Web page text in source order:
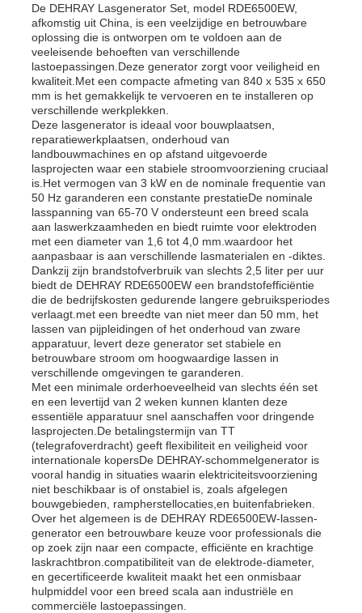
De DEHRAY Lasgenerator Set, model RDE6500EW,
afkomstig uit China, is een veelzijdige en betrouwbare
oplossing die is ontworpen om te voldoen aan de
veeleisende behoeften van verschillende
lastoepassingen.Deze generator zorgt voor veiligheid en
kwaliteit.Met een compacte afmeting van 840 x 535 x 650
mm is het gemakkelijk te vervoeren en te installeren op
verschillende werkplekken.
Deze lasgenerator is ideaal voor bouwplaatsen,
reparatiewerkplaatsen, onderhoud van
landbouwmachines en op afstand uitgevoerde
lasprojecten waar een stabiele stroomvoorziening cruciaal
is.Het vermogen van 3 kW en de nominale frequentie van
50 Hz garanderen een constante prestatieDe nominale
lasspanning van 65-70 V ondersteunt een breed scala
aan laswerkzaamheden en biedt ruimte voor elektroden
met een diameter van 1,6 tot 4,0 mm.waardoor het
aanpasbaar is aan verschillende lasmaterialen en -diktes.
Dankzij zijn brandstofverbruik van slechts 2,5 liter per uur
biedt de DEHRAY RDE6500EW een brandstofefficiëntie
die de bedrijfskosten gedurende langere gebruiksperiodes
verlaagt.met een breedte van niet meer dan 50 mm, het
lassen van pijpleidingen of het onderhoud van zware
apparatuur, levert deze generator set stabiele en
betrouwbare stroom om hoogwaardige lassen in
verschillende omgevingen te garanderen.
Met een minimale orderhoeveelheid van slechts één set
en een levertijd van 2 weken kunnen klanten deze
essentiële apparatuur snel aanschaffen voor dringende
lasprojecten.De betalingstermijn van TT
(telegrafoverdracht) geeft flexibiliteit en veiligheid voor
internationale kopersDe DEHRAY-schommelgenerator is
vooral handig in situaties waarin elektriciteitsvoorziening
niet beschikbaar is of onstabiel is, zoals afgelegen
bouwgebieden, rampherstellocaties,en buitenfabrieken.
Over het algemeen is de DEHRAY RDE6500EW-lassen-
generator een betrouwbare keuze voor professionals die
op zoek zijn naar een compacte, efficiënte en krachtige
laskrachtbron.compatibiliteit van de elektrode-diameter,
en gecertificeerde kwaliteit maakt het een onmisbaar
hulpmiddel voor een breed scala aan industriële en
commerciële lastoepassingen.